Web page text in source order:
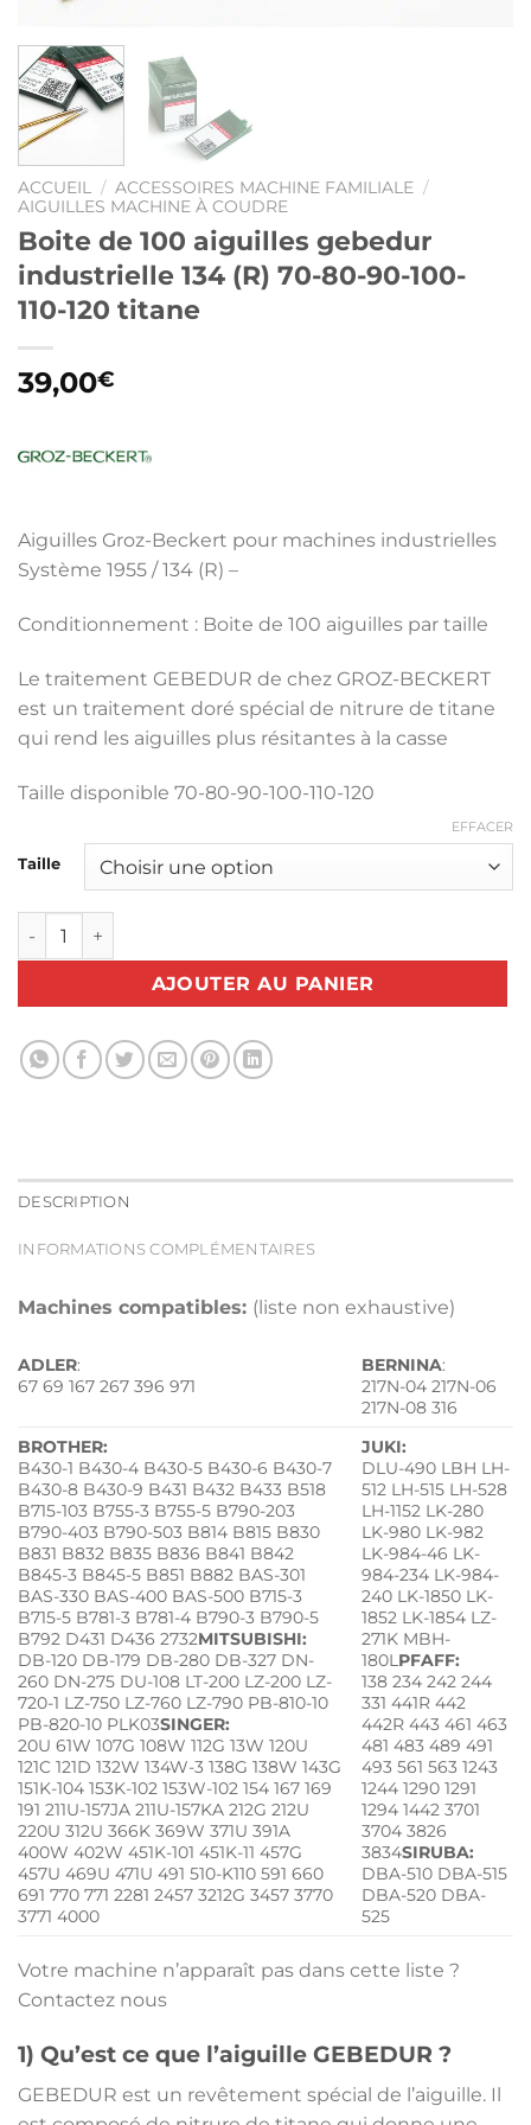
ACCUEIL / ACCESSOIRES MACHINE FAMILIALE /
AIGUILLES MACHINE À COUDRE
Boite de 100 aiguilles gebedur
industrielle 134 (R) 70-80-90-100-
110-120 titane
39,00€
Aiguilles Groz-Beckert pour machines industrielles
Système 1955 / 134 (R) –
Conditionnement : Boite de 100 aiguilles par taille
Le traitement GEBEDUR de chez GROZ-BECKERT
est un traitement doré spécial de nitrure de titane
qui rend les aiguilles plus résitantes à la casse
Taille disponible 70-80-90-100-110-120
Taille
EFFACER
quantité de Boite de 100 aiguilles gebedur industrielle 134
AJOUTER AU PANIER
DESCRIPTION
INFORMATIONS COMPLÉMENTAIRES
Machines compatibles: (liste non exhaustive)
ADLER:
67 69 167 267 396 971
BERNINA:
217N-04 217N-06
217N-08 316
BROTHER:
B430-1 B430-4 B430-5 B430-6 B430-7
B430-8 B430-9 B431 B432 B433 B518
B715-103 B755-3 B755-5 B790-203
B790-403 B790-503 B814 B815 B830
B831 B832 B835 B836 B841 B842
B845-3 B845-5 B851 B882 BAS-301
BAS-330 BAS-400 BAS-500 B715-3
B715-5 B781-3 B781-4 B790-3 B790-5
B792 D431 D436 2732MITSUBISHI:
DB-120 DB-179 DB-280 DB-327 DN-
260 DN-275 DU-108 LT-200 LZ-200 LZ-
720-1 LZ-750 LZ-760 LZ-790 PB-810-10
PB-820-10 PLK03SINGER:
20U 61W 107G 108W 112G 13W 120U
121C 121D 132W 134W-3 138G 138W 143G
151K-104 153K-102 153W-102 154 167 169
191 211U-157JA 211U-157KA 212G 212U
220U 312U 366K 369W 371U 391A
400W 402W 451K-101 451K-11 457G
457U 469U 471U 491 510-K110 591 660
691 770 771 2281 2457 3212G 3457 3770
3771 4000
JUKI:
DLU-490 LBH LH-
512 LH-515 LH-528
LH-1152 LK-280
LK-980 LK-982
LK-984-46 LK-
984-234 LK-984-
240 LK-1850 LK-
1852 LK-1854 LZ-
271K MBH-
180LPFAFF:
138 234 242 244
331 441R 442
442R 443 461 463
481 483 489 491
493 561 563 1243
1244 1290 1291
1294 1442 3701
3704 3826
3834SIRUBA:
DBA-510 DBA-515
DBA-520 DBA-
525
Votre machine n’apparaît pas dans cette liste ?
Contactez nous
1) Qu’est ce que l’aiguille GEBEDUR ?
GEBEDUR est un revêtement spécial de l’aiguille. Il